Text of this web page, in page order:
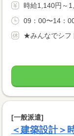
時給1,140円～
09：00〜14：
★みんなでシフ
[一般派遣]
＜建築設計＞